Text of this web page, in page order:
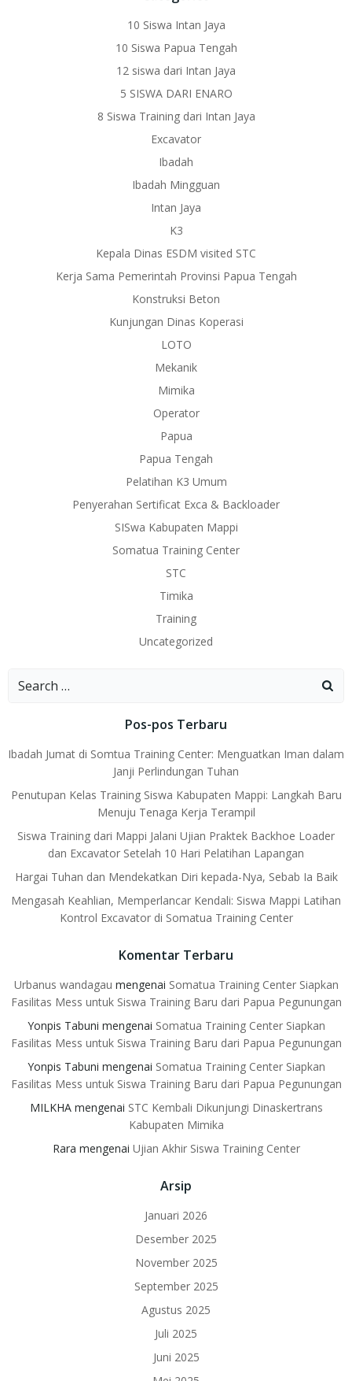
10 Siswa Intan Jaya
10 Siswa Papua Tengah
12 siswa dari Intan Jaya
5 SISWA DARI ENARO
8 Siswa Training dari Intan Jaya
Excavator
Ibadah
Ibadah Mingguan
Intan Jaya
K3
Kepala Dinas ESDM visited STC
Kerja Sama Pemerintah Provinsi Papua Tengah
Konstruksi Beton
Kunjungan Dinas Koperasi
LOTO
Mekanik
Mimika
Operator
Papua
Papua Tengah
Pelatihan K3 Umum
Penyerahan Sertificat Exca & Backloader
SISwa Kabupaten Mappi
Somatua Training Center
STC
Timika
Training
Uncategorized
Search
Pos-pos Terbaru
Ibadah Jumat di Somtua Training Center: Menguatkan Iman dalam
Janji Perlindungan Tuhan
Penutupan Kelas Training Siswa Kabupaten Mappi: Langkah Baru
Menuju Tenaga Kerja Terampil
Siswa Training dari Mappi Jalani Ujian Praktek Backhoe Loader
dan Excavator Setelah 10 Hari Pelatihan Lapangan
Hargai Tuhan dan Mendekatkan Diri kepada-Nya, Sebab Ia Baik
Mengasah Keahlian, Memperlancar Kendali: Siswa Mappi Latihan
Kontrol Excavator di Somatua Training Center
Komentar Terbaru
Urbanus wandagau mengenai Somatua Training Center Siapkan
Fasilitas Mess untuk Siswa Training Baru dari Papua Pegunungan
Yonpis Tabuni mengenai Somatua Training Center Siapkan
Fasilitas Mess untuk Siswa Training Baru dari Papua Pegunungan
Yonpis Tabuni mengenai Somatua Training Center Siapkan
Fasilitas Mess untuk Siswa Training Baru dari Papua Pegunungan
MILKHAmengenai STC Kembali Dikunjungi Dinaskertrans
Kabupaten Mimika
Rara mengenai Ujian Akhir Siswa Training Center
Arsip
Januari 2026
Desember 2025
November 2025
September 2025
Agustus 2025
Juli 2025
Juni 2025